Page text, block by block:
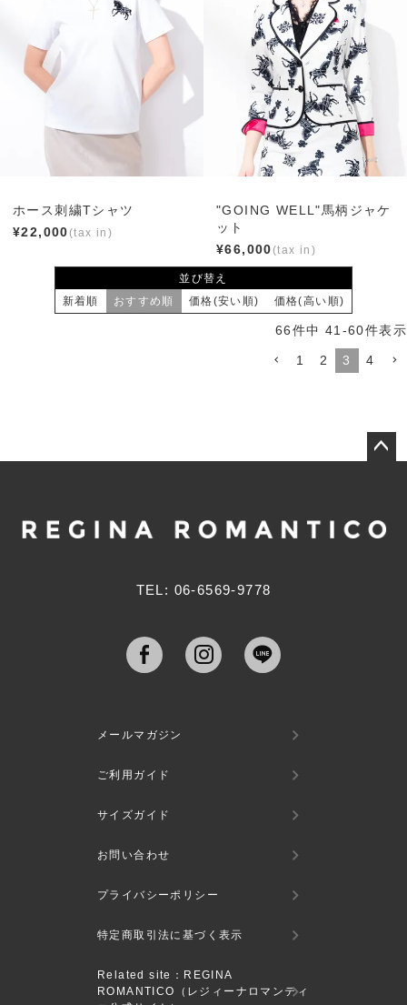
ホース刺繍Tシャツ
¥22,000
"GOING WELL"馬柄ジャケ
ット
¥66,000
並び替え
新着順
おすすめ順 価格(安い順) 価格(高い順)
66件中 41 -60件表示
1 2 3 4
へ
TEL: 06-6569-9778
メールマガジン
ご利用ガイド
サイズガイド
お問い合わせ
プライバシーポリシー
特定商取引法に基づく表示
Related site：REGINA
ROMANTICO（レジィーナロマンティ